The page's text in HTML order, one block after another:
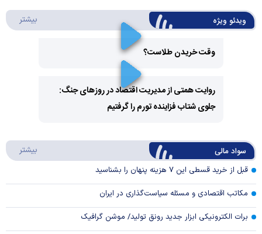
ویدئو ویژه بیشتر
Video
وقت خریدن طلاست؟
Play
Video
روایت همتی از مدیریت اقتصاد در روزهای جنگ:
جلوی شتاب فزاینده تورم را گرفتیم
سواد مالی بیشتر
قبل از خرید قسطی این ۷ هزینه پنهان را بشناسید
مکاتب اقتصادی و مسئله سیاست‌گذاری در ایران
برات الکترونیکی ابزار جدید رونق تولید/ موشن گرافیک